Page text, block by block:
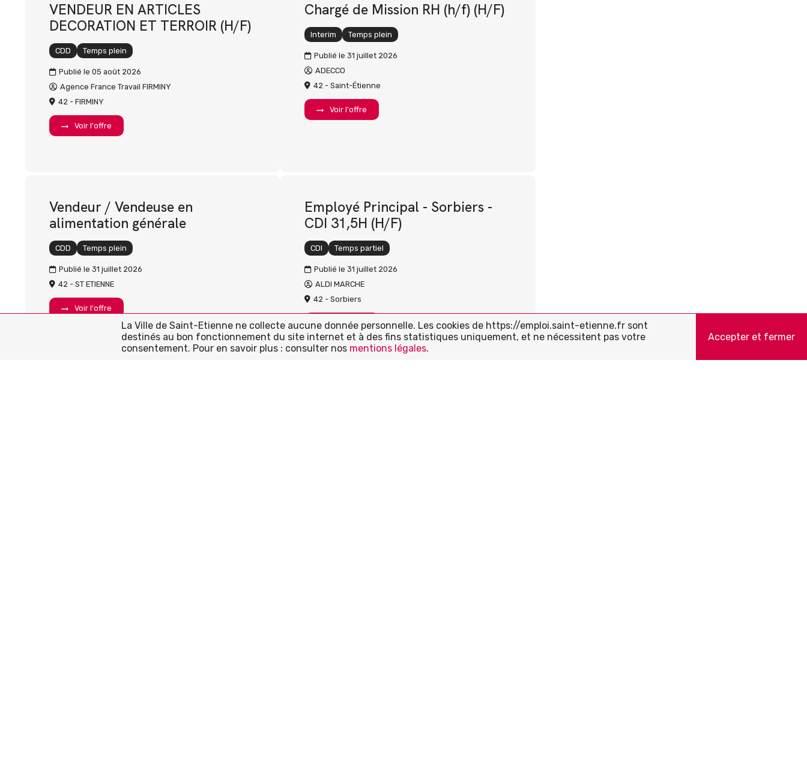
VENDEUR EN ARTICLES
DECORATION ET TERROIR (H/F)
CDD Temps plein
Publié le 05 août 2026
Agence France Travail FIRMINY
42 - FIRMINY
Voir l'offre
Chargé de Mission RH (h/f) (H/F)
Interim Temps plein
Publié le 31 juillet 2026
ADECCO
42 - Saint-Étienne
Voir l'offre
Vendeur / Vendeuse en
alimentation générale
CDD Temps plein
Publié le 31 juillet 2026
42 - ST ETIENNE
Voir l'offre
Employé Principal - Sorbiers -
CDI 31,5H (H/F)
CDI Temps partiel
Publié le 31 juillet 2026
ALDI MARCHE
42 - Sorbiers
Voir l'offre
La Ville de Saint-Etienne ne collecte aucune donnée personnelle. Les cookies de https://emploi.saint-etienne.fr sont
destinés au bon fonctionnement du site internet et à des fins statistiques uniquement, et ne nécessitent pas votre
consentement. Pour en savoir plus : consulter nos mentions légales.
Accepter et fermer